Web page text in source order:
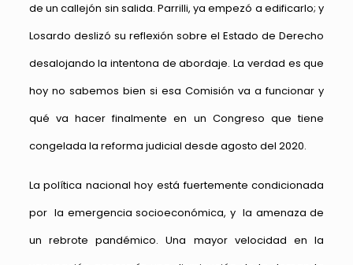
de un callejón sin salida. Parrilli, ya empezó a edificarlo; y
Losardo deslizó su reflexión sobre el Estado de Derecho
desalojando la intentona de abordaje. La verdad es que
hoy no sabemos bien si esa Comisión va a funcionar y
qué va hacer finalmente en un Congreso que tiene
congelada la reforma judicial desde agosto del 2020.
La política nacional hoy está fuertemente condicionada
por la emergencia socioeconómica, y la amenaza de
un rebrote pandémico. Una mayor velocidad en la